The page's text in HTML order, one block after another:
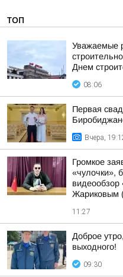
ТОП
Уважаемые
Днем
08:06
Первая
Вчера,
Громкое
«чулочки»,
Жариковым
11:27
Доброе
выходного!
09:30